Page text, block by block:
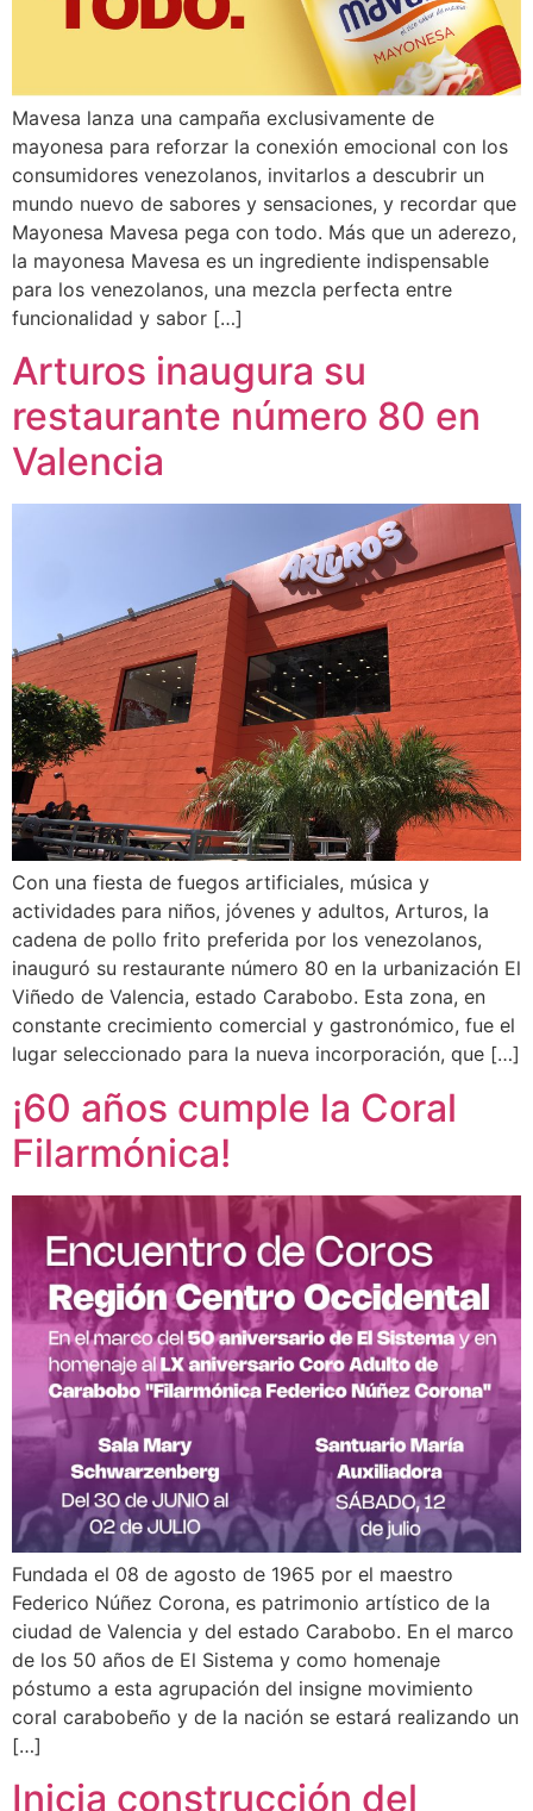
Mavesa lanza una campaña exclusivamente de
mayonesa para reforzar la conexión emocional con los
consumidores venezolanos, invitarlos a descubrir un
mundo nuevo de sabores y sensaciones, y recordar que
Mayonesa Mavesa pega con todo. Más que un aderezo,
la mayonesa Mavesa es un ingrediente indispensable
para los venezolanos, una mezcla perfecta entre
funcionalidad y sabor […]
Arturos inaugura su
restaurante número 80 en
Valencia
Con una fiesta de fuegos artificiales, música y
actividades para niños, jóvenes y adultos, Arturos, la
cadena de pollo frito preferida por los venezolanos,
inauguró su restaurante número 80 en la urbanización El
Viñedo de Valencia, estado Carabobo. Esta zona, en
constante crecimiento comercial y gastronómico, fue el
lugar seleccionado para la nueva incorporación, que […]
¡60 años cumple la Coral
Filarmónica!
Fundada el 08 de agosto de 1965 por el maestro
Federico Núñez Corona, es patrimonio artístico de la
ciudad de Valencia y del estado Carabobo. En el marco
de los 50 años de El Sistema y como homenaje
póstumo a esta agrupación del insigne movimiento
coral carabobeño y de la nación se estará realizando un
[…]
Inicia construcción del